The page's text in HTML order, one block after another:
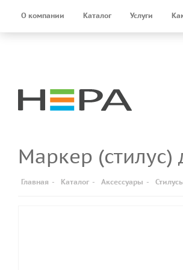
О компании Каталог Услуги
Маркер
Главная - Каталог - Аксессуары -